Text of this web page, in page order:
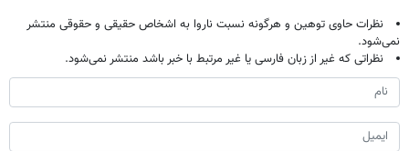
نظرات حاوی توهین و هرگونه نسبت ناروا به اشخاص حقیقی و حقوقی منتشر
نمی‌شود.
نظراتی که غیر از زبان فارسی یا غیر مرتبط با خبر باشد منتشر نمی‌شود.